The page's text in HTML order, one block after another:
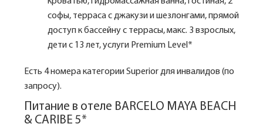
софы, терраса с джакузи и шезлонгами, прямой
доступ к бассейну с террасы, макс. 3 взрослых,
дети с 13 лет, услуги Premium Level*
Есть 4 номера категории Superior для инвалидов (по
запросу).
Питание в отеле BARCELO MAYA BEACH
& CARIBE 5*